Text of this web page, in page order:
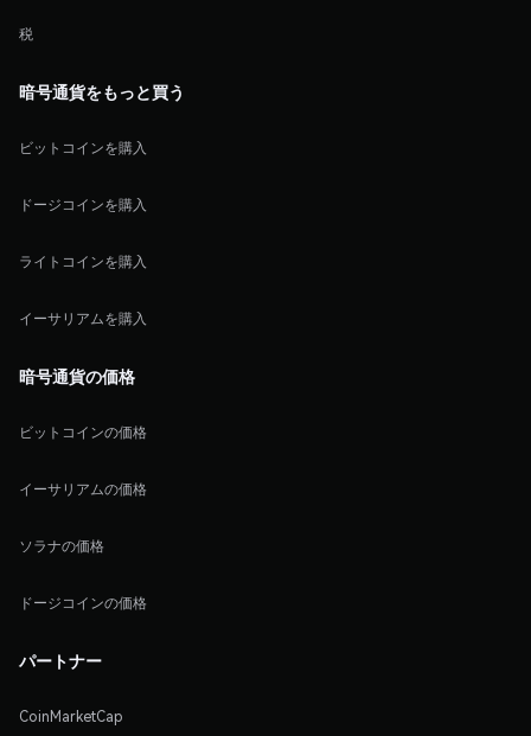
税
暗号通貨をもっと買う
ビットコインを購入
ドージコインを購入
ライトコインを購入
イーサリアムを購入
暗号通貨の価格
ビットコインの価格
イーサリアムの価格
ソラナの価格
ドージコインの価格
パートナー
CoinMarketCap